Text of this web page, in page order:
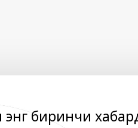
биринчи